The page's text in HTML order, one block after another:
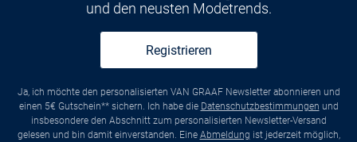
und den neusten Modetrends.
Registrieren
Ja, ich möchte den personalisierten VAN GRAAF Newsletter abonnieren und
einen 5€ Gutschein** sichern. Ich habe die Datenschutzbestimmungen und
insbesondere den Abschnitt zum personalisierten Newsletter-Versand
gelesen und bin damit einverstanden. Eine Abmeldung ist jederzeit möglich,